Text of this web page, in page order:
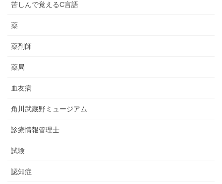
苦しんで覚えるC言語
薬
薬剤師
薬局
血友病
角川武蔵野ミュージアム
診療情報管理士
試験
認知症